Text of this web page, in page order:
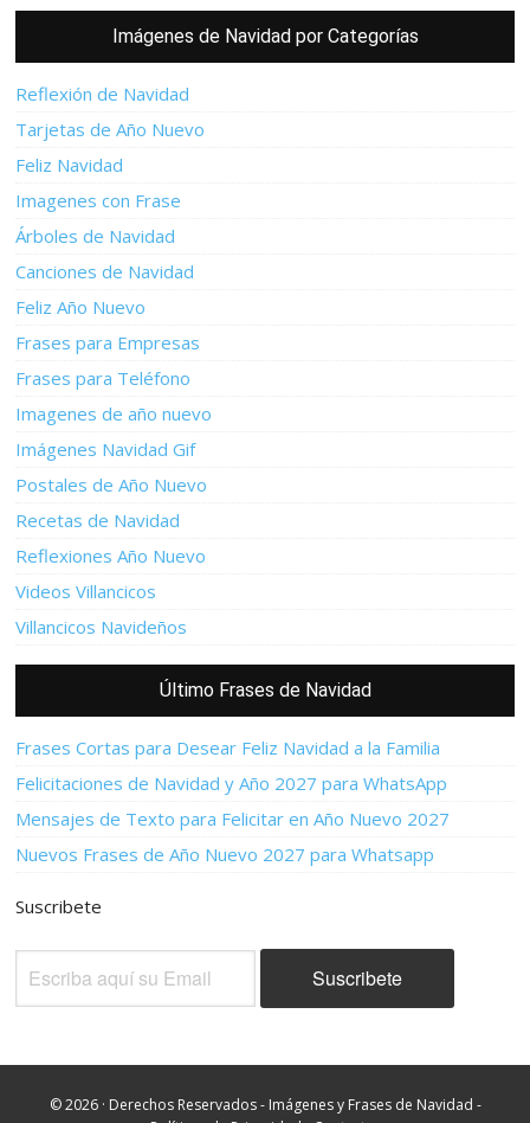
Imágenes de Navidad por Categorías
Reflexión de Navidad
Tarjetas de Año Nuevo
Feliz Navidad
Imagenes con Frase
Árboles de Navidad
Canciones de Navidad
Feliz Año Nuevo
Frases para Empresas
Frases para Teléfono
Imagenes de año nuevo
Imágenes Navidad Gif
Postales de Año Nuevo
Recetas de Navidad
Reflexiones Año Nuevo
Videos Villancicos
Villancicos Navideños
Último Frases de Navidad
Frases Cortas para Desear Feliz Navidad a la Familia
Felicitaciones de Navidad y Año 2027 para WhatsApp
Mensajes de Texto para Felicitar en Año Nuevo 2027
Nuevos Frases de Año Nuevo 2027 para Whatsapp
Suscribete
© 2026 · Derechos Reservados - Imágenes y Frases de Navidad -